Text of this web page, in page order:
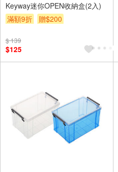
Keyway迷你OPEN收納盒(2入)
滿額9折
贈$200
$ 139
$125